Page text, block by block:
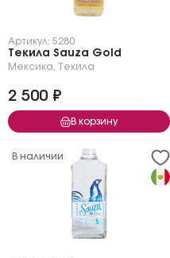
Артикул: 5280
Текила Sauza Gold
Мексика Текила
2 500 ₽
В корзину
В наличии